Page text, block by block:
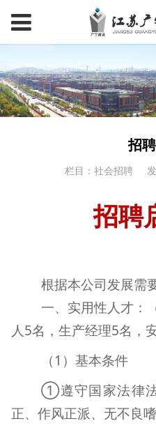
招
栏目：社会招聘
招聘
根据本公司发展需
一、实用性人才：
人5名，生产经理5名，
（1 ）基本条件
①遵守国家法律
正、作风正派、无不良嗜